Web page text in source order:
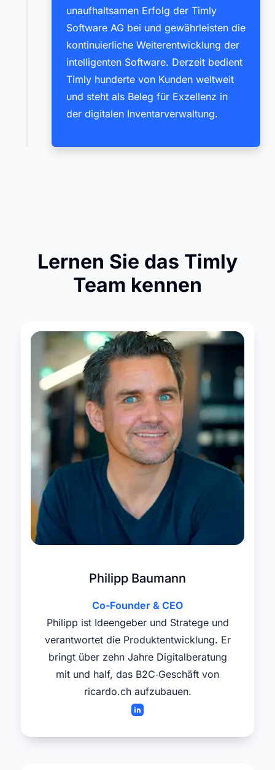
unaufhaltsamen Erfolg der Timly
Software AG bei und gewährleisten die
kontinuierliche Weiterentwicklung der
intelligenten Software. Derzeit bedient
Timly hunderte von Kunden weltweit
und steht als Beleg für Exzellenz in
der digitalen Inventarverwaltung.
Lernen Sie das Timly
Team kennen
Philipp Baumann
Co-Founder & CEO
Philipp ist Ideengeber und Stratege und
verantwortet die Produktentwicklung. Er
bringt über zehn Jahre Digitalberatung
mit und half, das B2C‑Geschäft von
ricardo.ch aufzubauen.